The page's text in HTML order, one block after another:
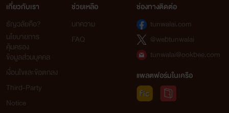
เกี่ยวกับเรา
ธัญวลัยคือ?
นโยบายการ
คุ้มครอง
ข้อมูลส่วนบุคคล
เงื่อนไขและข้อตกลง
Third-Party
Notice
ช่วยเหลือ
บทความ
FAQ
ช่องทางติดต่อ
tunwalai.com
@webtunwalai
tunwalai@ookbee.com
แพลตฟอร์มในเครือ